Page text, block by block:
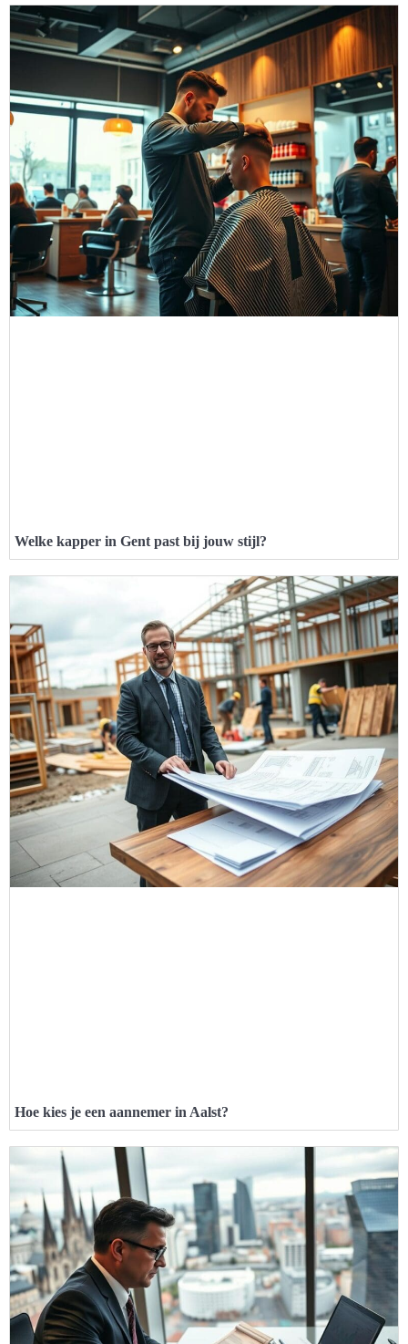
Welke kapper in Gent past bij jouw stijl?
Hoe kies je een aannemer in Aalst?